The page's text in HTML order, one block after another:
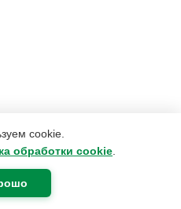
cookie.
обработки cookie